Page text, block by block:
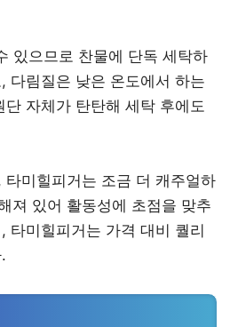
있으므로 찬물에 단독 세탁하
다림질은 낮은 온도에서 하는
자체가 탄탄해 세탁 후에도
미힐피거는 조금 더 캐주얼하
져 있어 활동성에 초점을 맞추
타미힐피거는 가격 대비 퀄리